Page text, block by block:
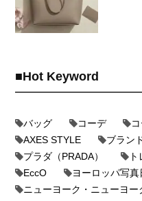
Hot Keyword
バッグ コーデ
コ
AXES STYLE
ブラン
プラダ（PRADA）
ト
EccO
ヨーロッパ写真
ニューヨーク・ニューヨー